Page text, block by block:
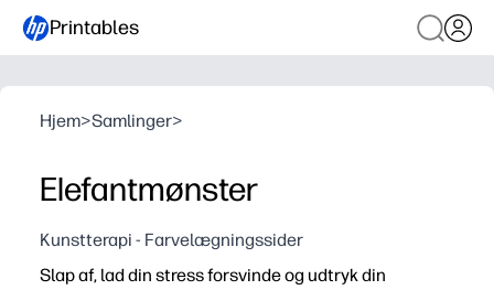
Printables
Hjem>Samlinger>
Elefantmønster
Kunstterapi - Farvelægningssider
Slap af, lad din stress forsvinde og udtryk din